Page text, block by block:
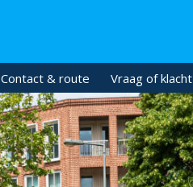
Contact & route Vraag of klacht